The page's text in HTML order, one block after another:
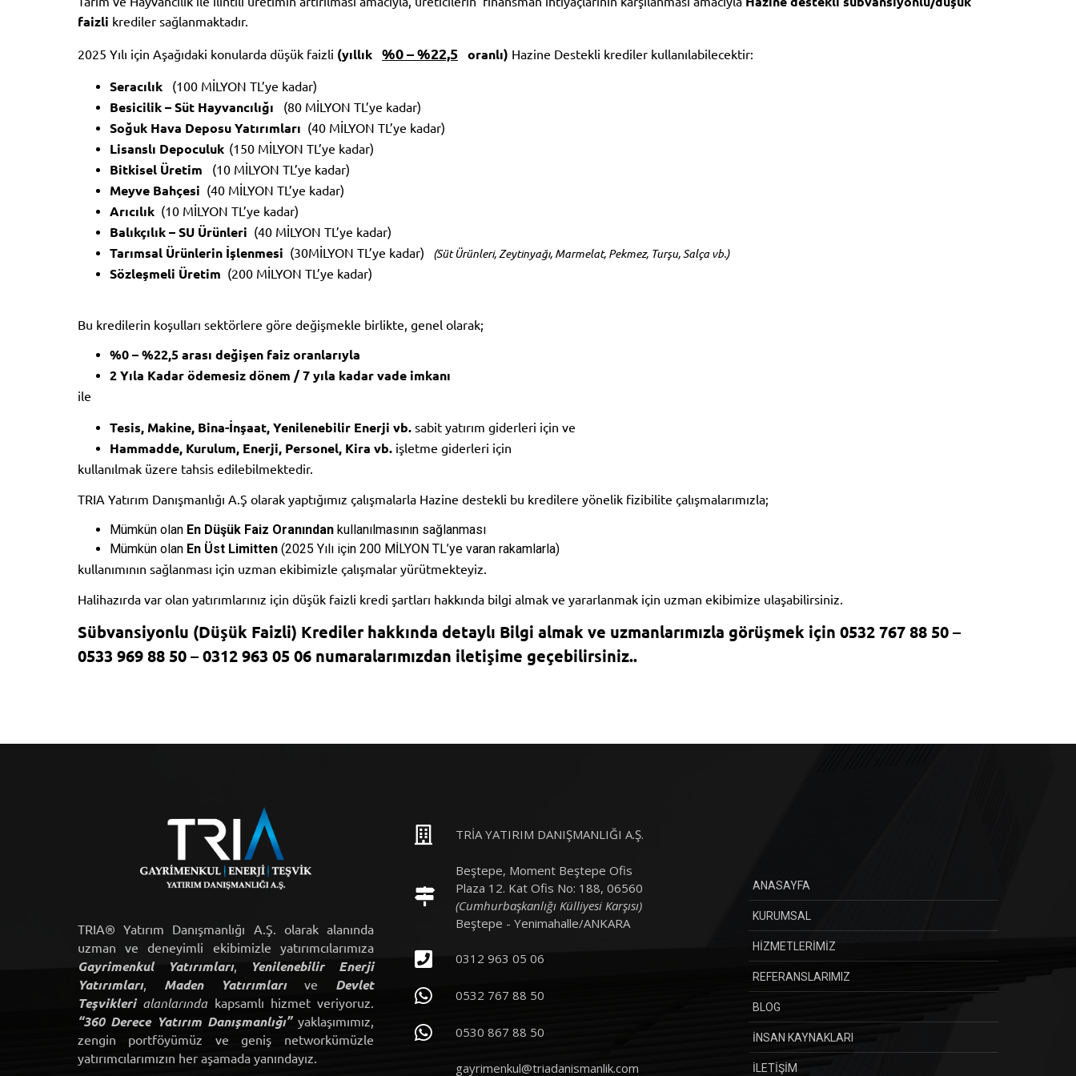
faizli krediler sağlanmaktadır.
2025 Yılı için Aşağıdaki konularda düşük faizli (yıllık %0 – %22,5 oranlı) Hazine Destekli krediler kullanılabilecektir:
Seracılık (100 MİLYON TL’ye kadar)
Besicilik – Süt Hayvancılığı (80 MİLYON TL’ye kadar)
Soğuk Hava Deposu Yatırımları (40 MİLYON TL’ye kadar)
Lisanslı Depoculuk (150 MİLYON TL’ye kadar)
Bitkisel Üretim (10 MİLYON TL’ye kadar)
Meyve Bahçesi (40 MİLYON TL’ye kadar)
Arıcılık (10 MİLYON TL’ye kadar)
Balıkçılık – SU Ürünleri (40 MİLYON TL’ye kadar)
Tarımsal Ürünlerin İşlenmesi (30MİLYON TL’ye kadar) (Süt Ürünleri, Zeytinyağı, Marmelat, Pekmez, Turşu, Salça vb.)
Sözleşmeli Üretim (200 MİLYON TL’ye kadar)
Bu kredilerin koşulları sektörlere göre değişmekle birlikte, genel olarak;
%0 – %22,5 arası değişen faiz oranlarıyla
2 Yıla Kadar ödemesiz dönem / 7 yıla kadar vade imkanı
ile
Tesis, Makine, Bina-İnşaat, Yenilenebilir Enerji vb. sabit yatırım giderleri için ve
Hammadde, Kurulum, Enerji, Personel, Kira vb. işletme giderleri için
kullanılmak üzere tahsis edilebilmektedir.
TRIA Yatırım Danışmanlığı A.Ş olarak yaptığımız çalışmalarla Hazine destekli bu kredilere yönelik fizibilite çalışmalarımızla;
Mümkün olan En Düşük Faiz Oranından kullanılmasının sağlanması
Mümkün olan En Üst Limitten (2025 Yılı için 200 MİLYON TL’ye varan rakamlarla)
kullanımının sağlanması için uzman ekibimizle çalışmalar yürütmekteyiz.
Halihazırda var olan yatırımlarınız için düşük faizli kredi şartları hakkında bilgi almak ve yararlanmak için uzman ekibimize ulaşabilirsiniz.
Sübvansiyonlu (Düşük Faizli) Krediler hakkında detaylı Bilgi almak ve uzmanlarımızla görüşmek için 0532 767 88 50 –
0533 969 88 50 – 0312 963 05 06 numaralarımızdan iletişime geçebilirsiniz..
TRIA® Yatırım Danışmanlığı A.Ş. olarak alanında
uzman ve deneyimli ekibimizle yatırımcılarımıza
Gayrimenkul Yatırımları, Yenilenebilir Enerji
Yatırımları, Maden Yatırımlarıve Devlet
Teşvikleri alanlarında kapsamlı hizmet veriyoruz.
“360 Derece Yatırım Danışmanlığı”yaklaşımımız,
zengin portföyümüz ve geniş networkümüzle
yatırımcılarımızın her aşamada yanındayız.
TRİA YATIRIM DANIŞMANLIĞI A.Ş.
Beştepe, Moment Beştepe Ofis
Plaza 12. Kat Ofis No: 188, 06560
(Cumhurbaşkanlığı Külliyesi Karşısı)
Beştepe - Yenimahalle/ANKARA
0312 963 05 06
0532 767 88 50
0530 867 88 50
gayrimenkul@triadanismanlik.com
ANASAYFA
KURUMSAL
HİZMETLERİMİZ
REFERANSLARIMIZ
BLOG
İNSAN KAYNAKLARI
İLETİŞİM